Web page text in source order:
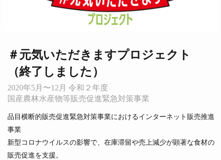
＃元気いただきますプロジェクト
（終了しました）
2020年5月〜12月 令和２年度
国産農林水産物等販売促進緊急対策事業
品目横断的販売促進緊急対策事業におけるインターネット販売推進
事業
新型コロナウイルスの影響で、在庫滞留や売上減少が顕著な食材の
販売促進を支援。